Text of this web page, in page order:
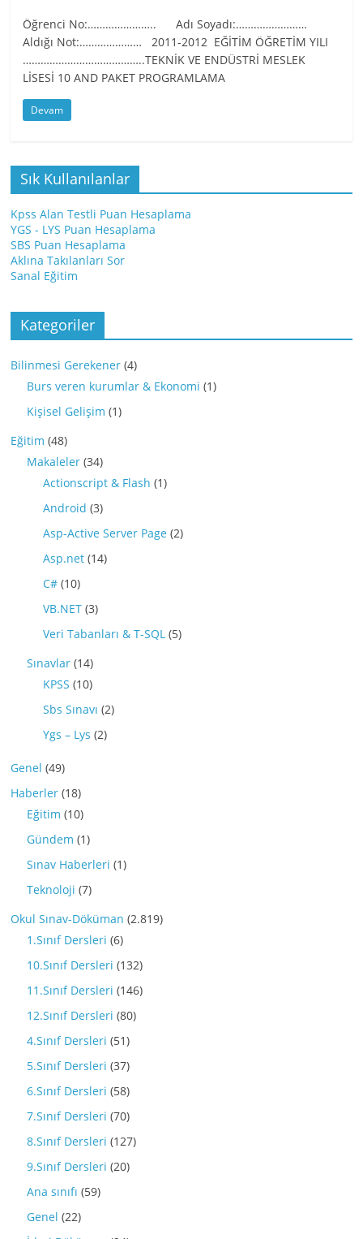
Öğrenci No:………………….. Adı Soyadı:……………………
Aldığı Not:………………… 2011-2012 EĞİTİM ÖĞRETİM YILI
…………………………………..TEKNİK VE ENDÜSTRİ MESLEK
LİSESİ 10 AND PAKET PROGRAMLAMA
Devam
Sık Kullanılanlar
Kpss Alan Testli Puan Hesaplama
YGS - LYS Puan Hesaplama
SBS Puan Hesaplama
Aklına Takılanları Sor
Sanal Eğitim
Kategoriler
Bilinmesi Gerekener (4)
Burs veren kurumlar & Ekonomi (1)
Kişisel Gelişim (1)
Eğitim (48)
Makaleler (34)
Actionscript & Flash (1)
Android (3)
Asp-Active Server Page (2)
Asp.net (14)
C# (10)
VB.NET (3)
Veri Tabanları & T-SQL (5)
Sınavlar (14)
KPSS (10)
Sbs Sınavı (2)
Ygs – Lys (2)
Genel (49)
Haberler (18)
Eğitim (10)
Gündem (1)
Sınav Haberleri (1)
Teknoloji (7)
Okul Sınav-Döküman (2.819)
1.Sınıf Dersleri (6)
10.Sınıf Dersleri (132)
11.Sınıf Dersleri (146)
12.Sınıf Dersleri (80)
4.Sınıf Dersleri (51)
5.Sınıf Dersleri (37)
6.Sınıf Dersleri (58)
7.Sınıf Dersleri (70)
8.Sınıf Dersleri (127)
9.Sınıf Dersleri (20)
Ana sınıfı (59)
Genel (22)